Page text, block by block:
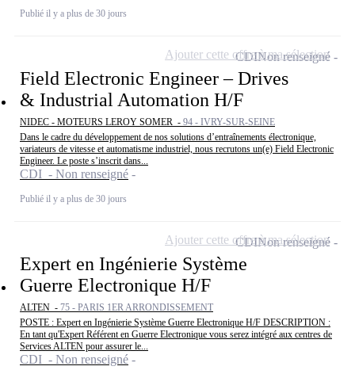
Publié il y a plus de 30 jours
Field Electronic Engineer – Drives
& Industrial Automation H/F
NIDEC - MOTEURS LEROY SOMER - 94 - IVRY-SUR-SEINE
Dans le cadre du développement de nos solutions d’entraînements électronique,
variateurs de vitesse et automatisme industriel, nous recrutons un(e) Field Electronic
Engineer. Le poste s’inscrit dans...
CDI - Non renseigné
Publié il y a plus de 30 jours
CDINon renseigné
Ajouter cette offre à ma sélection
Expert en Ingénierie Système
Guerre Electronique H/F
ALTEN - 75 - PARIS 1ER ARRONDISSEMENT
POSTE : Expert en Ingénierie Système Guerre Electronique H/F DESCRIPTION :
En tant qu'Expert Référent en Guerre Electronique vous serez intégré aux centres de
Services ALTEN pour assurer le...
CDI - Non renseigné
CDINon renseigné
Ajouter cette offre à ma sélection